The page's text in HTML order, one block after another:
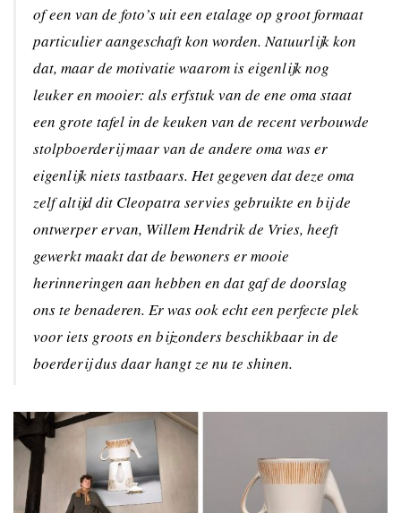
of een van de foto’s uit een etalage op groot formaat
particulier aangeschaft kon worden. Natuurlijk kon
dat, maar de motivatie waarom is eigenlijk nog
leuker en mooier: als erfstuk van de ene oma staat
een grote tafel in de keuken van de recent verbouwde
stolpboerderij maar van de andere oma was er
eigenlijk niets tastbaars. Het gegeven dat deze oma
zelf altijd dit Cleopatra servies gebruikte en bij de
ontwerper ervan, Willem Hendrik de Vries, heeft
gewerkt maakt dat de bewoners er mooie
herinneringen aan hebben en dat gaf de doorslag
ons te benaderen. Er was ook echt een perfecte plek
voor iets groots en bijzonders beschikbaar in de
boerderij dus daar hangt ze nu te shinen.